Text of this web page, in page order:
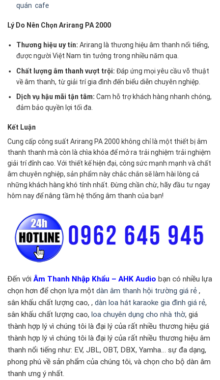
quán cafe
Lý Do Nên Chọn Arirang PA 2000
Thương hiệu uy tín: Arirang là thương hiệu âm thanh nổi tiếng,
được người Việt Nam tin tưởng trong nhiều năm qua.
Chất lượng âm thanh vượt trội: Đáp ứng mọi yêu cầu võ thuật
về âm thanh, từ giải trí gia đình đến biểu diễn chuyên nghiệp.
Dịch vụ hậu mãi tận tâm: Cam hỗ trợ khách hàng nhanh chóng,
đảm bảo quyền lợi tối đa.
Kết Luận
Cung cấp công suất Arirang PA 2000 không chỉ là một thiết bị âm
thanh thanh mà còn là chìa khóa để mở ra trải nghiệm trải nghiệm
giải trí đỉnh cao. Với thiết kế hiện đại, công sức mạnh mạnh và chất
âm chuyên nghiệp, sản phẩm này chắc chắn sẽ làm hài lòng cả
những khách hàng khó tính nhất. Đừng chần chừ, hãy đầu tư ngay
hôm nay để nâng tầm hệ thống âm thanh của bạn!
Đến với Âm Thanh Nhập Khẩu – AHK Audio bạn có nhiều lựa
chọn hơn để chọn lựa một dàn âm thanh hội trường giá rẻ ,
sân khấu chất lượng cao, , dàn loa hát karaoke gia đình giá rẻ,
sân khấu chất lượng cao, loa chuyên dụng cho nhà thờ, giá
thành hợp lý vì chúng tôi là đại lý của rất nhiều thương hiệu giá
thành hợp lý vì chúng tôi là đại lý của rất nhiều thương hiệu âm
thanh nổi tiếng như: EV, JBL, OBT, DBX, Yamha… sự đa dạng,
phong phú về sản phẩm của chúng tôi, và chọn cho bộ dàn âm
thanh ưng ý nhất.